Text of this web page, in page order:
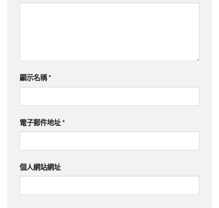
顯示名稱 *
電子郵件地址 *
個人網站網址